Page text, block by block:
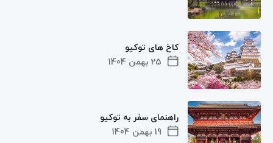
25 بهمن 1404
کاخ های توکیو
19 بهمن 1404
راهنمای سفر به توکیو